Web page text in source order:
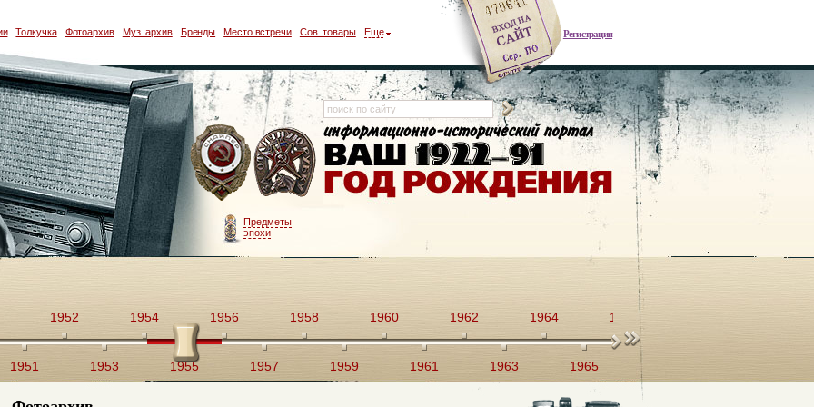
Регистрация
Толкучка Фотоархив Муз. архив Бренды Место встречи Сов. товары Еще
Предметы
эпохи
1951
1952
1953
1954
1955
1956
1957
1958
1959
1960
1961
1962
1963
1964
1965
1966